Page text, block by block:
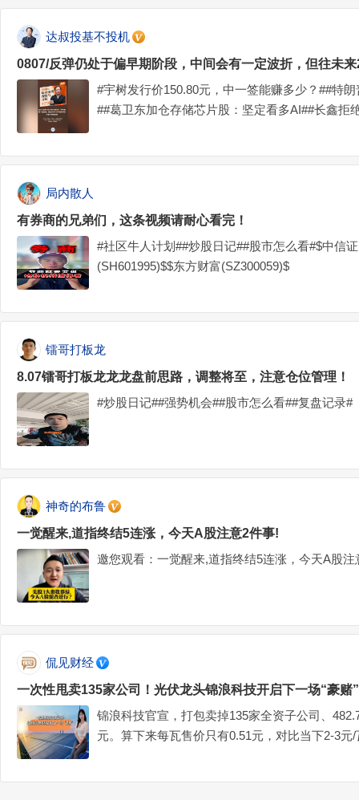
达叔投基不投机
0807/反弹仍处于偏早期阶段，中间会有一定波折，但往未
#宇树发行价150.80元，中一签能赚多少？##特
##葛卫东加仓存储芯片股：坚定看多AI##长鑫拒
局内散人
有券商的兄弟们，这条视频请耐心看完！
#社区牛人计划##炒股日记##股市怎么看#$中信
(SH601995)$$东方财富(SZ300059)$
镭哥打板龙
8.07镭哥打板龙龙龙盘前思路，调整将至，注意仓位管理！
#炒股日记##强势机会##股市怎么看##复盘记录#
神奇的布鲁
一觉醒来,道指终结5连涨，今天A股注意2件事!
邀您观看：一觉醒来,道指终结5连涨，今天A股注
侃见财经
一次性甩卖135家公司！光伏龙头锦浪科技开启下一场“豪赌”
锦浪科技官宣，打包卖掉135家全资子公司、
元。算下来每瓦售价只有0.51元，对比当下2-3